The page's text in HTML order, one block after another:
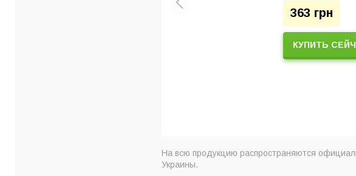
363 грн
КУПИТЬ
На всю продукцию распространяются
Украины.